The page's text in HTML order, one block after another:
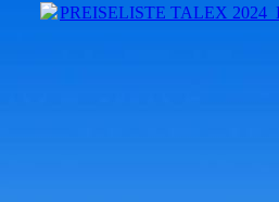
PREISELISTE TALEX